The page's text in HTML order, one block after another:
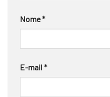
Nome*
E-mail *